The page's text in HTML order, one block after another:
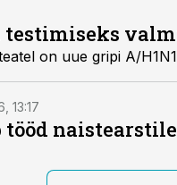
Šveitsi ravimitootja
13:17
tööd naistearstile